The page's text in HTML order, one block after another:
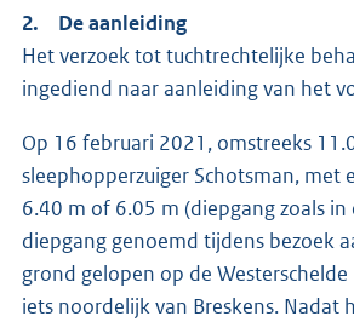
2. De aanleiding
Het verzoek tot tuchtrechtelijke
ingediend naar aanleiding van het
Op 16 februari 2021, omstreeks
sleephopperzuiger Schotsman, met
6.40 m of 6.05 m (diepgang zoals in
diepgang genoemd tijdens bezoek
grond gelopen op de
iets noordelijk van Breskens. Nadat